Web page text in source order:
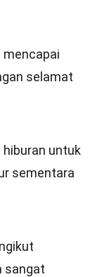
mencapai
selamat
hiburan untuk
sementara
sangat